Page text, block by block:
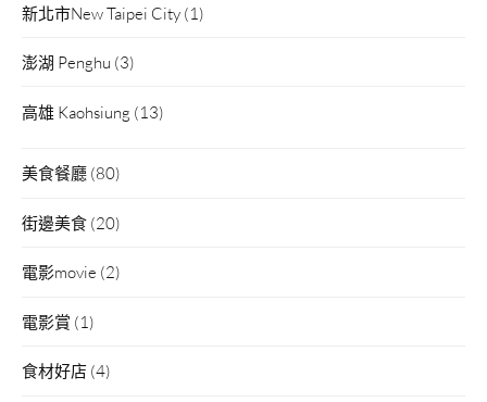
新北市New Taipei City (1)
澎湖 Penghu (3)
高雄 Kaohsiung (13)
美食餐廳 (80)
街邊美食 (20)
電影movie (2)
電影賞 (1)
食材好店 (4)